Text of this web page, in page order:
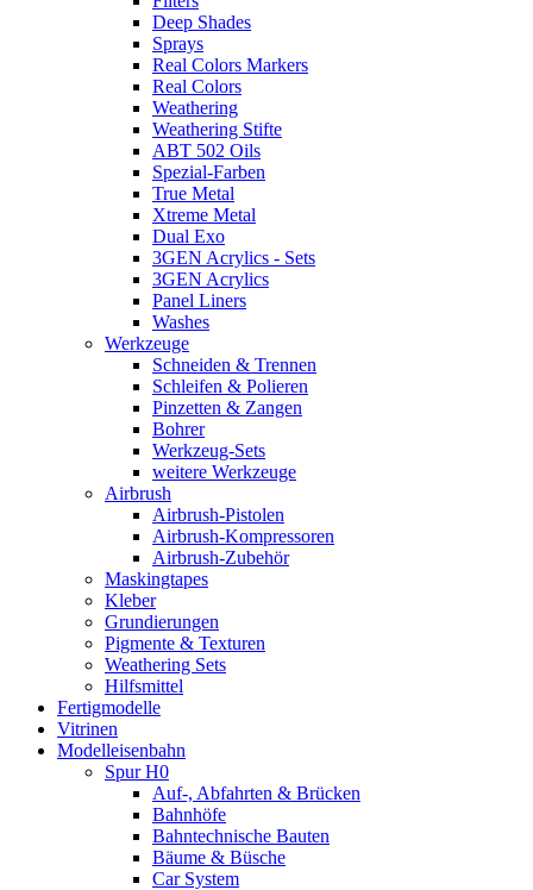
Deep Shades
Sprays
Real Colors Markers
Real Colors
Weathering
Weathering Stifte
ABT 502 Oils
Spezial-Farben
True Metal
Xtreme Metal
Dual Exo
3GEN Acrylics - Sets
3GEN Acrylics
Panel Liners
Washes
Werkzeuge
Schneiden & Trennen
Schleifen & Polieren
Pinzetten & Zangen
Bohrer
Werkzeug-Sets
weitere Werkzeuge
Airbrush
Airbrush-Pistolen
Airbrush-Kompressoren
Airbrush-Zubehör
Maskingtapes
Kleber
Grundierungen
Pigmente & Texturen
Weathering Sets
Hilfsmittel
Fertigmodelle
Vitrinen
Modelleisenbahn
Spur H0
Auf-, Abfahrten & Brücken
Bahnhöfe
Bahntechnische Bauten
Bäume & Büsche
Car System